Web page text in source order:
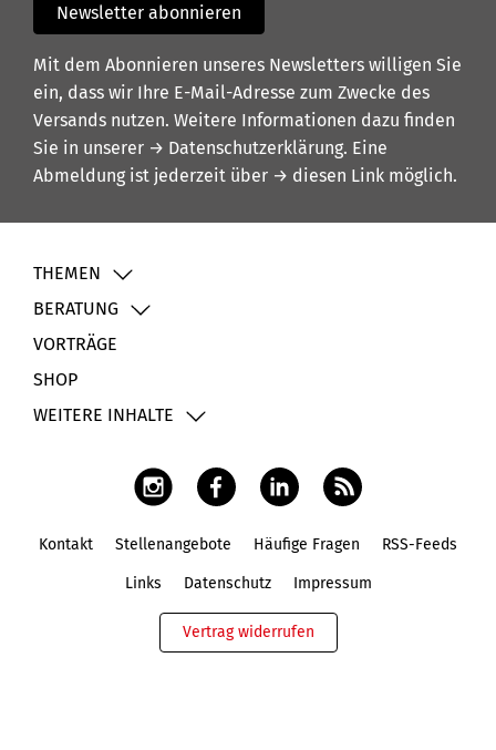
Newsletter abonnieren
Mit dem Abonnieren unseres Newsletters willigen Sie
ein, dass wir Ihre E-Mail-Adresse zum Zwecke des
Versands nutzen. Weitere Informationen dazu finden
Sie in unserer → Datenschutzerklärung. Eine
Abmeldung ist jederzeit über → diesen Link möglich.
THEMEN
BERATUNG
VORTRÄGE
SHOP
WEITERE INHALTE
Kontakt Stellenangebote Häufige Fragen RSS-Feeds
Links Datenschutz Impressum
Vertrag widerrufen